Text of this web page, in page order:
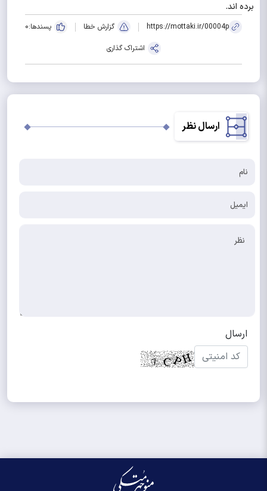
برده اند.
https://mottaki.ir/00004p گزارش خطا پسندها:0
اشتراک گذاری
ارسال نظر